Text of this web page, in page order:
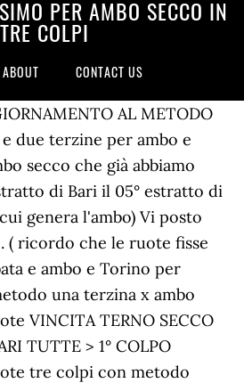
PER AMBO SECCO IN
TRE COLPI
ABOUT CONTACT US
AL METODO
e due terzine per ambo e
secco che già abbiamo
di Bari il 05° estratto di
genera l'ambo) Vi posto
( ricordo che le ruote fisse
e ambo e Torino per
una terzina x ambo
VINCITA TERNO SECCO
TUTTE > 1° COLPO
tre colpi con metodo